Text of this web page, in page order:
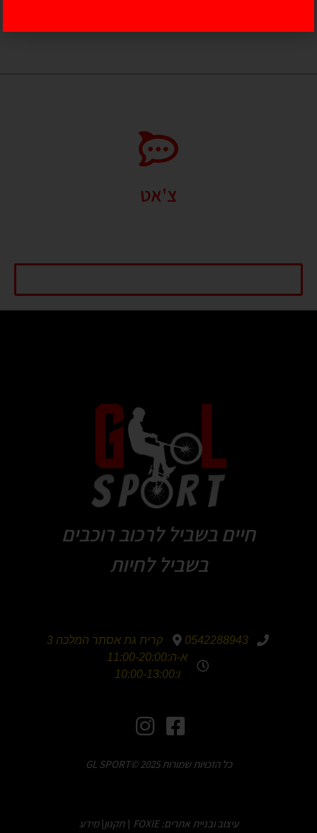
צ'אט
חיים בשביל לרכוב רוכבים
בשביל לחיות
0542288943
קרית גת אסתר המלכה 3
א-ה:11:00-20:00
ו:10:00-13:00
כל הזכויות שמורות GL SPORT© 2025
עיצוב ובניית אתרים: FOXIE |תקנון| מידע